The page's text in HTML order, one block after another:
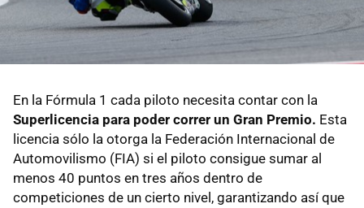
En la Fórmula 1 cada piloto necesita contar con la
Superlicencia para poder correr un Gran Premio. Esta
licencia sólo la otorga la Federación Internacional de
Automovilismo (FIA) si el piloto consigue sumar al
menos 40 puntos en tres años dentro de
competiciones de un cierto nivel, garantizando así que